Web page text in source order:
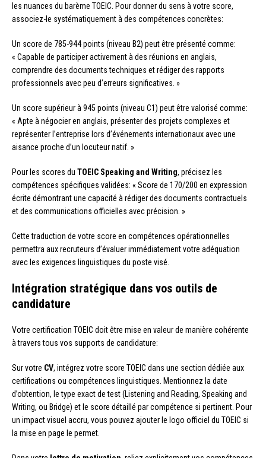
les nuances du barème TOEIC. Pour donner du sens à votre score,
associez-le systématiquement à des compétences concrètes:
Un score de 785-944 points (niveau B2) peut être présenté comme:
« Capable de participer activement à des réunions en anglais,
comprendre des documents techniques et rédiger des rapports
professionnels avec peu d’erreurs significatives. »
Un score supérieur à 945 points (niveau C1) peut être valorisé comme:
« Apte à négocier en anglais, présenter des projets complexes et
représenter l’entreprise lors d’événements internationaux avec une
aisance proche d’un locuteur natif. »
Pour les scores du TOEIC Speaking and Writing, précisez les
compétences spécifiques validées: « Score de 170/200 en expression
écrite démontrant une capacité à rédiger des documents contractuels
et des communications officielles avec précision. »
Cette traduction de votre score en compétences opérationnelles
permettra aux recruteurs d’évaluer immédiatement votre adéquation
avec les exigences linguistiques du poste visé.
Intégration stratégique dans vos outils de
candidature
Votre certification TOEIC doit être mise en valeur de manière cohérente
à travers tous vos supports de candidature:
Sur votre CV, intégrez votre score TOEIC dans une section dédiée aux
certifications ou compétences linguistiques. Mentionnez la date
d’obtention, le type exact de test (Listening and Reading, Speaking and
Writing, ou Bridge) et le score détaillé par compétence si pertinent. Pour
un impact visuel accru, vous pouvez ajouter le logo officiel du TOEIC si
la mise en page le permet.